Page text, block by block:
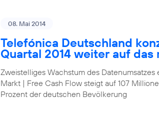
08. Mai 2014
Telefónica Deutschland
Quartal 2014 weiter auf
Zweistelliges Wachstum des
Markt | Free Cash Flow steigt auf 107
Prozent der deutschen Bevölkerung